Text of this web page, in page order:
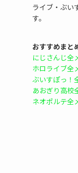
ライブ・ぶい
す。
おすすめまと
にじさんじ全
ホロライブ全
ぶいすぽっ！
あおぎり高校
ネオポルテ全